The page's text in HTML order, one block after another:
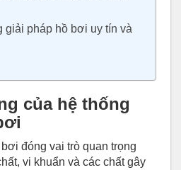
giải pháp hồ bơi uy tín và
của hệ thống
đóng vai trò quan trọng
vi khuẩn và các chất gây